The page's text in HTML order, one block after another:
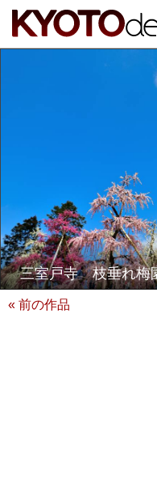
三室戸寺 枝垂れ梅
« 前の作品